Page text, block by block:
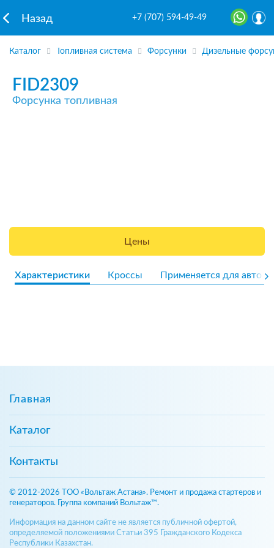
Назад +7 (707) 594-49-49
Каталог Топливная система Форсунки Дизельные
FID2309
Форсунка топливная
Цены
Характеристики Кроссы Применяется для авто
Главная
Каталог
Контакты
© 2012-2026 ТОО «Вольтаж Астана». Ремонт и продажа стартеров и
генераторов. Группа компаний Вольтаж™.
Информация на данном сайте не является публичной офертой,
определяемой положениями Статьи 395 Гражданского Кодекса
Республики Казахстан.